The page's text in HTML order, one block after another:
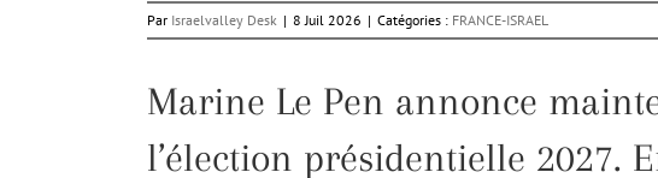
Par Israelvalley Desk | 8 Juil 2026 | Catégories : FRANCE-ISRAEL
Marine Le Pen annonce
l’élection présidentielle 2027.